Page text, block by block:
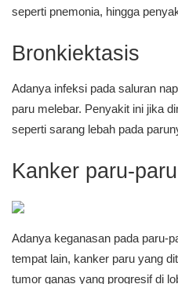
seperti pnemonia, hingga
Bronkiektasis
Adanya infeksi pada saluran
paru melebar. Penyakit ini jika
seperti sarang lebah pada
Kanker paru-paru
Adanya keganasan pada paru-
tempat lain, kanker paru yang
tumor ganas yang progresif di